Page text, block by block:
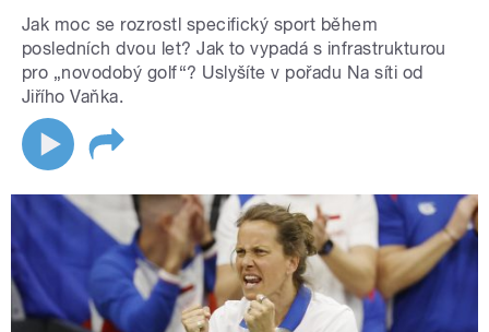
Jak moc se rozrostl specifický sport během
posledních dvou let? Jak to vypadá s infrastrukturou
pro „novodobý golf“? Uslyšíte v pořadu Na síti od
Jiřího Vaňka.